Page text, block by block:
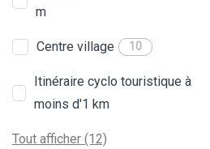
m
Centre village 10
Itinéraire cyclo touristique à
moins d'1 km
Tout afficher (12)